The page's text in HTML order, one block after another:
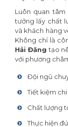
Luôn quan
tưởng lấy chất
và khách hàng
Không chỉ là
Hải Đăng tạo
với phương
Đội ngũ
Tiết kiệm
Chất lượng
Thực hiện